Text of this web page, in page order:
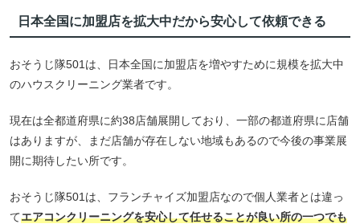
日本全国に加盟店を拡大中だから安心して依頼できる
おそうじ隊501は、日本全国に加盟店を増やすために規模を拡大中
のハウスクリーニング業者です。
現在は全都道府県に約38店舗展開しており、一部の都道府県に店舗
はありますが、まだ店舗が存在しない地域もあるので今後の事業展
開に期待したい所です。
おそうじ隊501は、フランチャイズ加盟店なので個人業者とは違っ
てエアコンクリーニングを安心して任せることが良い所の一つでも